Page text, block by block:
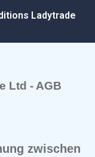
Ladytrade
Ltd - AGB
zwischen